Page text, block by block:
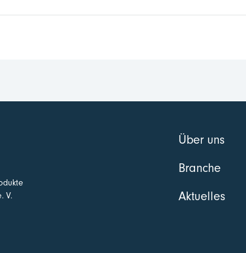
V.
Über uns
Branche
Aktuelles